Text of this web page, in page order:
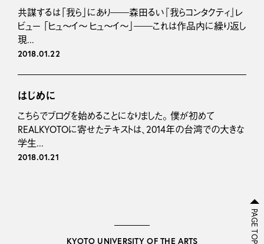
共謀するは「我ら」にあり――森田るい『我らコンタクティ』レ
ビュー 「ヒュ～イ～ ヒュ～イ～」――これは作品内に繰り返し
現...
2018.01.22
はじめに
こちらでブログを始めることになりました。 僕が初めて
REALKYOTOに寄せたテキストは、2014年の台湾での大きな
学生...
2018.01.21
KYOTO UNIVERSITY OF THE ARTS PAGE TOP